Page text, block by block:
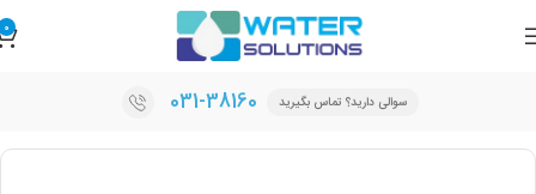
0
سوالی دارید؟ تماس بگیرید 031-38160